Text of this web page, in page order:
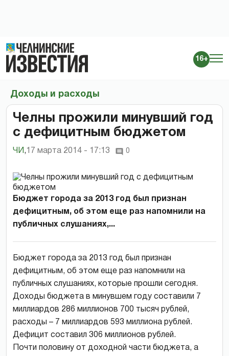
16+
Доходы и расходы
Челны прожили минувший год
с дефицитным бюджетом
ЧИ , 17 марта 2014 - 17:13 0
Бюджет города за 2013 год был признан
дефицитным, об этом еще раз напомнили на
публичных слушаниях,...
Бюджет города за 2013 год был признан
дефицитным, об этом еще раз напомнили на
публичных слушаниях, которые прошли сегодня.
Доходы бюджета в минувшем году составили 7
миллиардов 286 миллионов 700 тысяч рублей,
расходы – 7 миллиардов 593 миллиона рублей.
Дефицит составил 306 миллионов рублей.
Почти половину от доходной части бюджета, а